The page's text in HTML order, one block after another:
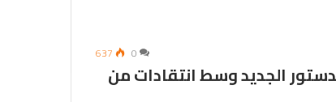
0
637
الجديد وسط انتقادات من